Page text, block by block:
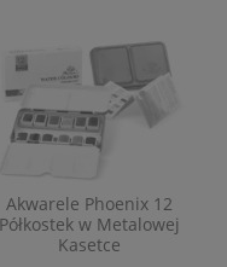
Akwarele Phoenix 12
Półkostek w Metalowej
Kasetce